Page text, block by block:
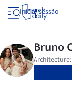
Iniciar sessão